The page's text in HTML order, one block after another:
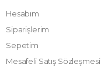
Hesabım
Siparişlerim
Sepetim
Mesafeli Satış Sözleşmesi